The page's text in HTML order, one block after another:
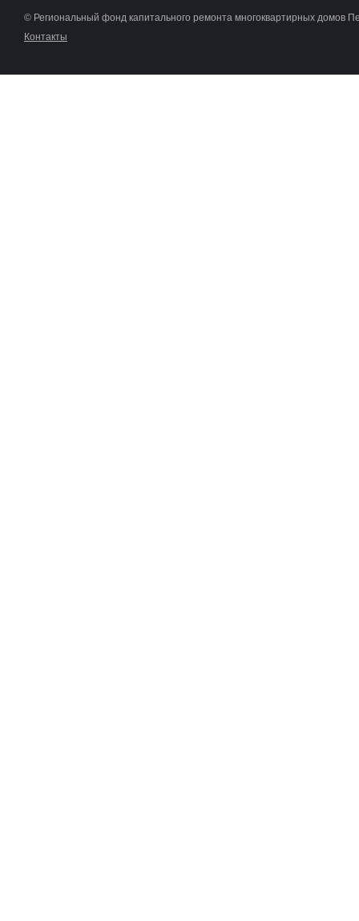
© Региональный фонд капитального ремонта многоквартирных домов
Контакты